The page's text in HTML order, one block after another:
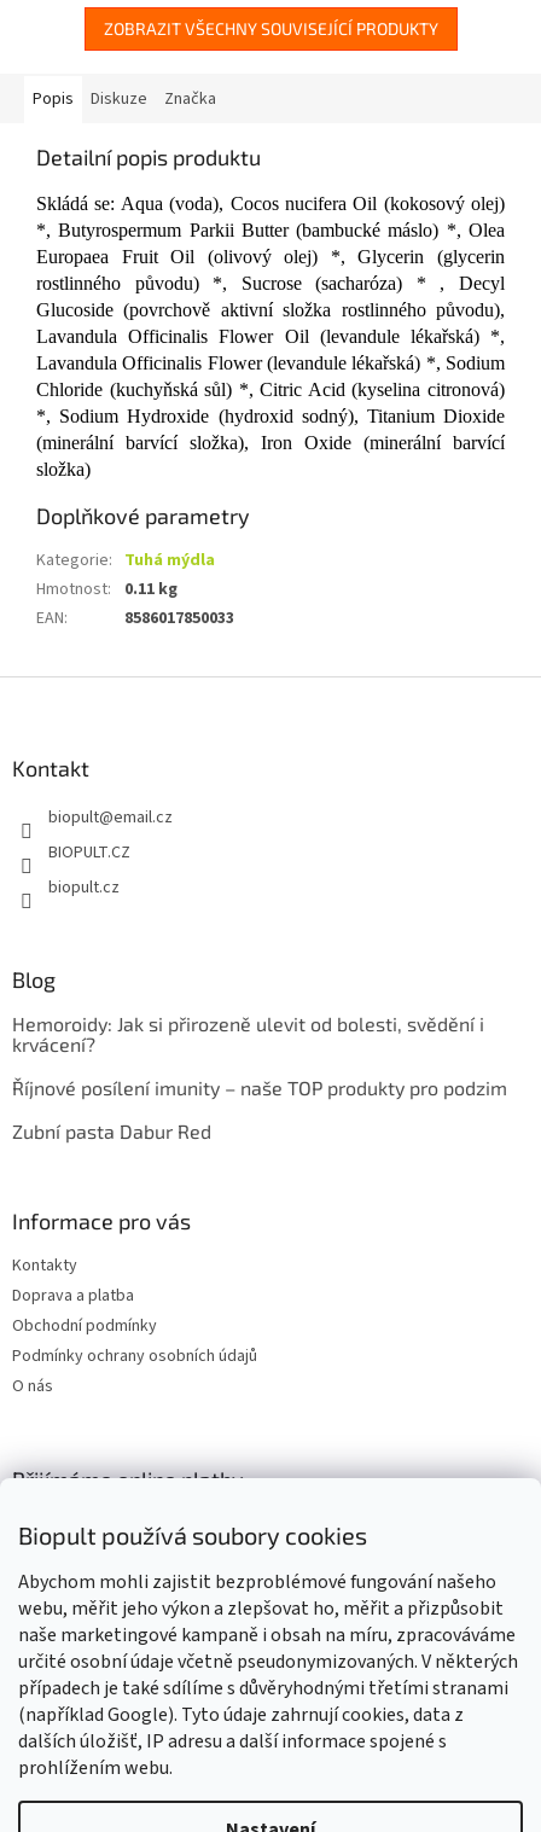
Biopult používá soubory cookies
Abychom mohli zajistit bezproblémové fungování našeho
webu, měřit jeho výkon a zlepšovat ho, měřit a přizpůsobit
naše marketingové kampaně i obsah na míru, zpracováváme
určité osobní údaje včetně pseudonymizovaných. V některých
případech je také sdílíme s důvěryhodnými třetími stranami
(například Google). Tyto údaje zahrnují cookies, data z
dalších úložišť, IP adresu a další informace spojené s
prohlížením webu.
ZOBRAZIT VŠECHNY SOUVISEJÍCÍ PRODUKTY
Popis Diskuze Značka
Detailní popis produktu
Skládá se: Aqua (voda), Cocos nucifera Oil (kokosový olej)
*, Butyrospermum Parkii Butter (bambucké máslo) *, Olea
Europaea Fruit Oil (olivový olej) *, Glycerin (glycerin
rostlinného původu) *, Sucrose (sacharóza) * , Decyl
Glucoside (povrchově aktivní složka rostlinného původu),
Lavandula Officinalis Flower Oil (levandule lékařská) *,
Lavandula Officinalis Flower (levandule lékařská) *, Sodium
Chloride (kuchyňská sůl) *, Citric Acid (kyselina citronová)
*, Sodium Hydroxide (hydroxid sodný), Titanium Dioxide
(minerální barvící složka), Iron Oxide (minerální barvící
složka)
Doplňkové parametry
Kategorie: Tuhá mýdla
Hmotnost:
0.11 kg
EAN: 8586017850033
Kontakt
biopult@email.cz
BIOPULT.CZ
biopult.cz
Blog
Hemoroidy: Jak si přirozeně ulevit od bolesti, svědění i
krvácení?
Říjnové posílení imunity – naše TOP produkty pro podzim
Zubní pasta Dabur Red
Informace pro vás
Kontakty
Doprava a platba
Obchodní podmínky
Podmínky ochrany osobních údajů
O nás
Přijímáme online platby
Výrobky označené BIO jsou certifikované kontrolní organizací CZ-
BIO-003